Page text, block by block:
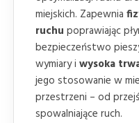
miejskich. Zapewnia
ruchu poprawiając
bezpieczeństwo
wymiary i wysoka
jego stosowanie w
przestrzeni – od
spowalniające ruch.